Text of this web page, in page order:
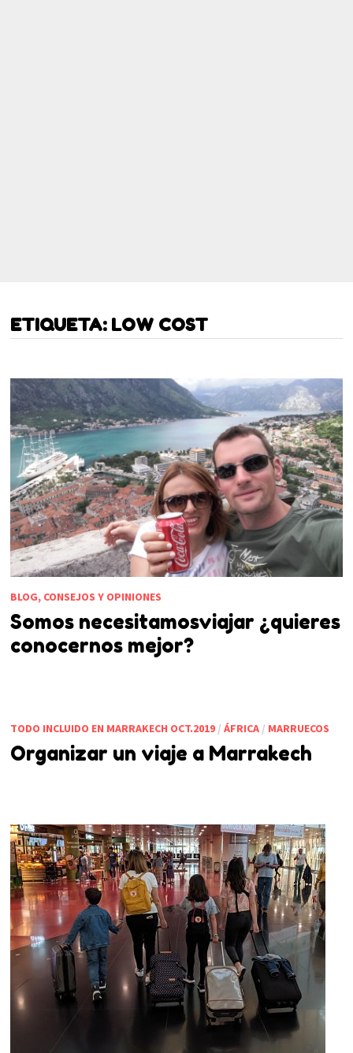
ETIQUETA: LOW COST
BLOG, CONSEJOS Y OPINIONES
Somos necesitamosviajar ¿quieres
conocernos mejor?
TODO INCLUIDO EN MARRAKECH OCT.2019/ ÁFRICA/ MARRUECOS
Organizar un viaje a Marrakech